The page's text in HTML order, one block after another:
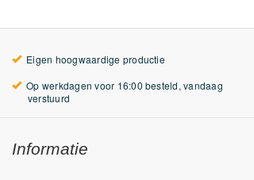
Eigen hoogwaardige productie
Op werkdagen voor 16:00 besteld, vandaag
verstuurd
Informatie